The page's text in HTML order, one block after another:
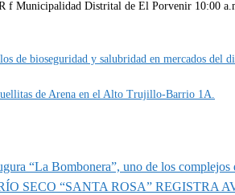
de bioseguridad y salubridad en mercados del
de Arena en el Alto Trujillo-Barrio 1A.
“La Bombonera”, uno de los complejos
SECO “SANTA ROSA” REGISTRA